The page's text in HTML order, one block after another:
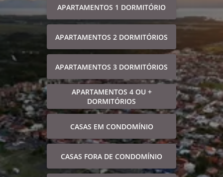
APARTAMENTOS 1 DORMITÓRIO
APARTAMENTOS 2 DORMITÓRIOS
APARTAMENTOS 3 DORMITÓRIOS
APARTAMENTOS 4 OU +
DORMITÓRIOS
CASAS EM CONDOMÍNIO
CASAS FORA DE CONDOMÍNIO